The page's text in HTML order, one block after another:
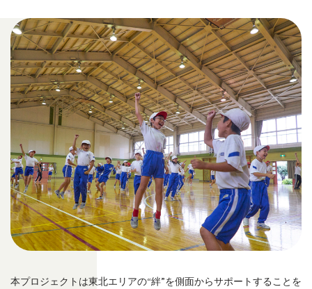
本プロジェクトは東北エリアの“絆”を側面からサポートすることを